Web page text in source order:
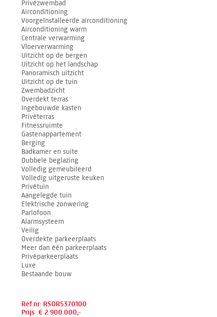
Privézwembad
Airconditioning
Voorgeïnstalleerde airconditioning
Airconditioning warm
Centrale verwarming
Vloerverwarming
Uitzicht op de bergen
Uitzicht op het landschap
Panoramisch uitzicht
Uitzicht op de tuin
Zwembadzicht
Overdekt terras
Ingebouwde kasten
Privéterras
Fitnessruimte
Gastenappartement
Berging
Badkamer en suite
Dubbele beglazing
Volledig gemeubileerd
Volledig uitgeruste keuken
Privétuin
Aangelegde tuin
Elektrische zonwering
Parlofoon
Alarmsysteem
Veilig
Overdekte parkeerplaats
Meer dan één parkeerplaats
Privéparkeerplaats
Luxe
Bestaande bouw
Ref.nr: RSOR5370100
Prijs: € 2.900.000,-